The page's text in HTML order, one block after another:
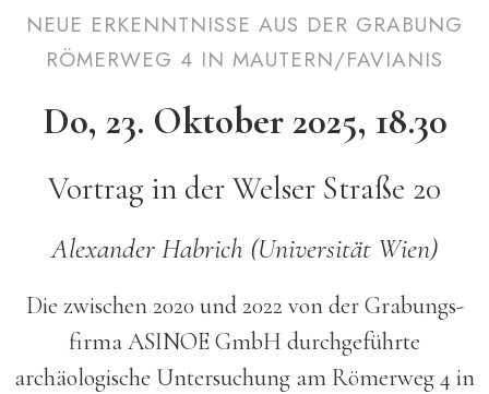
NEUE ERKENNTNISSE AUS DER GRABUNG
RÖMERWEG 4 IN MAUTERN/FAVIANIS
Do, 23. Oktober 2025, 18.30
Vortrag in der Welser Straße 20
Alexander Habrich (Universität Wien)
Die zwischen 2020 und 2022 von der Grabungs­
firma ASINOE GmbH durchgeführte
archäologische Unter­suchung am Römerweg 4 in